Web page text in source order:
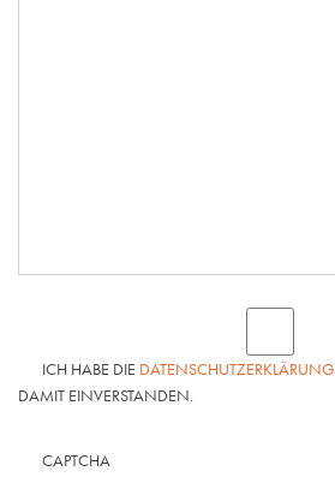
ICH HABE DIE DATENSCHUTZERKLÄRUNG
DAMIT EINVERSTANDEN.
CAPTCHA